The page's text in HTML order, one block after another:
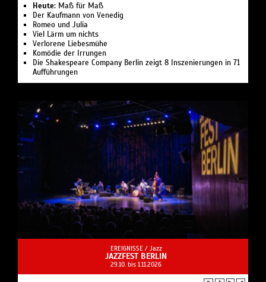
Heute: Maß für Maß
Der Kaufmann von Venedig
Romeo und Julia
Viel Lärm um nichts
Verlorene Liebesmühe
Komödie der Irrungen
Die Shakespeare Company Berlin zeigt 8 Inszenierungen in 71
Aufführungen
EREIGNISSE / Jazz
JAZZFEST BERLIN
29.10. bis 1.11.2026